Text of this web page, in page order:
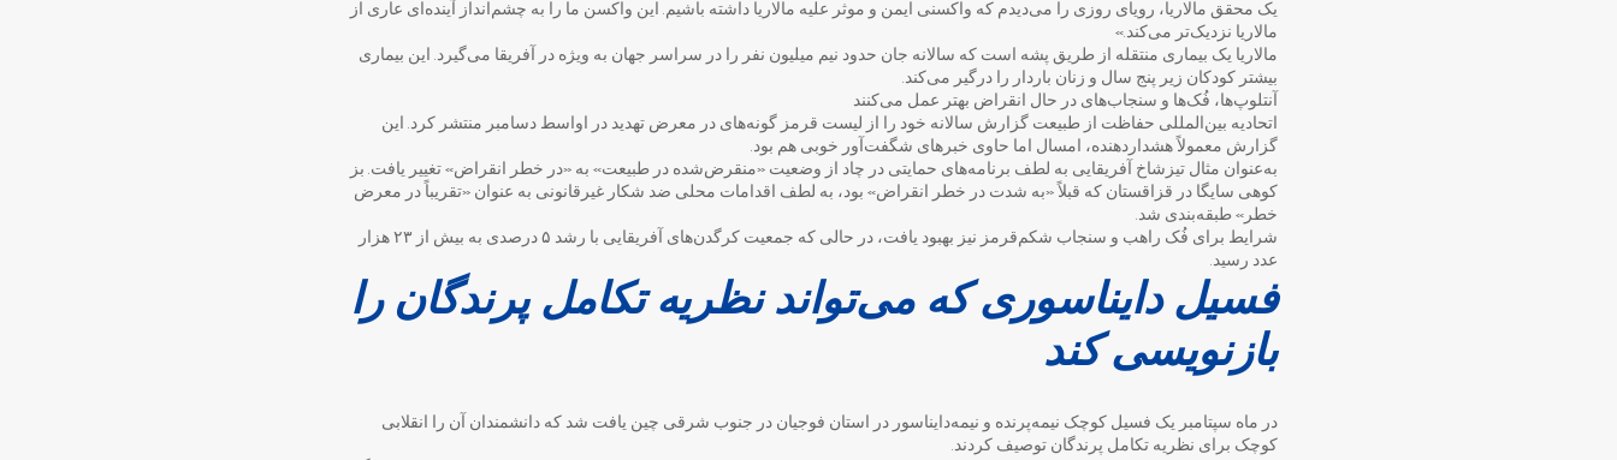
یک محقق مالاریا، رویای روزی را می‌دیدم که واکسنی ایمن و موثر علیه مالاریا داشته باشیم. این واکسن ما را به چشم‌انداز آینده‌ای عاری از
مالاریا نزدیک‌تر می‌کند.»
مالاریا یک بیماری منتقله از طریق پشه است که سالانه جان حدود نیم میلیون نفر را در سراسر جهان به ویژه در آفریقا می‌گیرد. این بیماری
بیشتر کودکان زیر پنج سال و زنان باردار را درگیر می‌کند.
آنتلوپ‌ها، فُک‌ها و سنجاب‌های در حال انقراض بهتر عمل می‌کنند
اتحادیه بین‌المللی حفاظت از طبیعت گزارش سالانه خود را از لیست قرمز گونه‌های در معرض تهدید در اواسط دسامبر منتشر کرد. این
گزارش معمولاً هشداردهنده، امسال اما حاوی خبرهای شگفت‌آور خوبی هم بود.
به‌عنوان مثال تیزشاخ آفریقایی به لطف برنامه‌های حمایتی در چاد از وضعیت «منقرض‌شده در طبیعت» به «در خطر انقراض» تغییر یافت. بز
کوهی سایگا در قزاقستان که قبلاً «به شدت در خطر انقراض» بود، به لطف اقدامات محلی ضد شکار غیرقانونی به عنوان «تقریباً در معرض
خطر» طبقه‌بندی شد.
شرایط برای فُک راهب و سنجاب شکم‌قرمز نیز بهبود یافت، در حالی که جمعیت کرگدن‌های آفریقایی با رشد ۵ درصدی به بیش از ۲۳ هزار
عدد رسید.
فسیل دایناسوری که می‌تواند نظریه تکامل پرندگان را
بازنویسی ‌کند
در ماه سپتامبر یک فسیل کوچک نیمه‌پرنده و نیمه‌دایناسور در استان فوجیان در جنوب شرقی چین یافت شد که دانشمندان آن را انقلابی
کوچک برای نظریه تکامل پرندگان توصیف کردند.